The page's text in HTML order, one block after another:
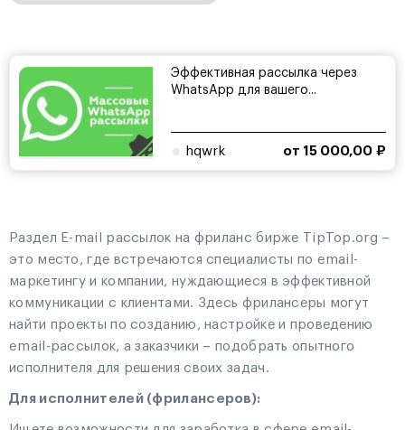
Эффективная рассылка через
WhatsApp для вашего...
hqwrk от 15 000,00 ₽
Раздел E-mail рассылок на фриланс бирже TipTop.org –
это место, где встречаются специалисты по email-
маркетингу и компании, нуждающиеся в эффективной
коммуникации с клиентами. Здесь фрилансеры могут
найти проекты по созданию, настройке и проведению
email-рассылок, а заказчики – подобрать опытного
исполнителя для решения своих задач.
Для исполнителей (фрилансеров):